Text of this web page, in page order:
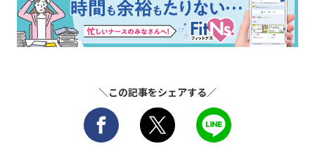
＼この記事をシェアする／